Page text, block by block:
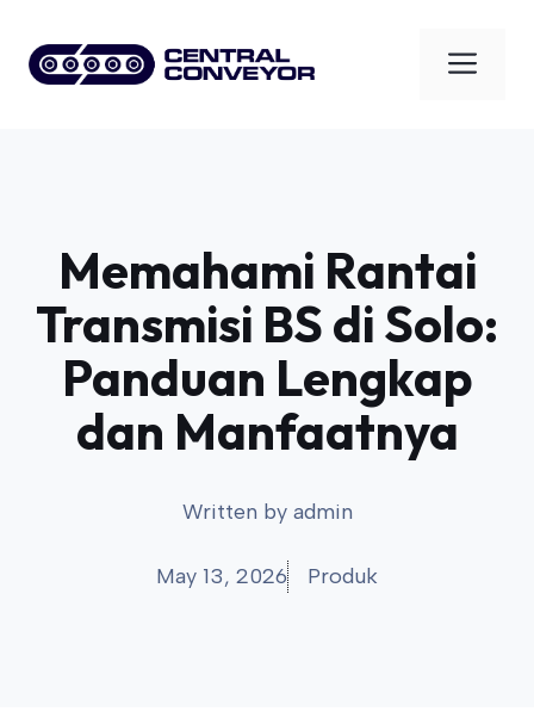
content
Memahami Rantai
Transmisi BS di Solo:
Panduan Lengkap
dan Manfaatnya
Written by admin
May 13, 2026 Produk